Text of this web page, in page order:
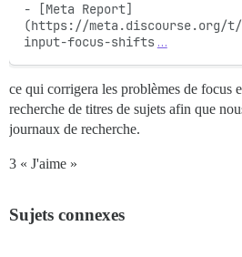
- [Meta Report]
(https://meta.discourse.org/t/
input-focus-shifts …
ce qui corrigera les problèmes de focus
recherche de titres de sujets afin que
journaux de recherche.
3 « J'aime »
Sujets connexes